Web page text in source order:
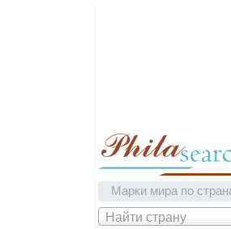
Марки мира по
Найти страну